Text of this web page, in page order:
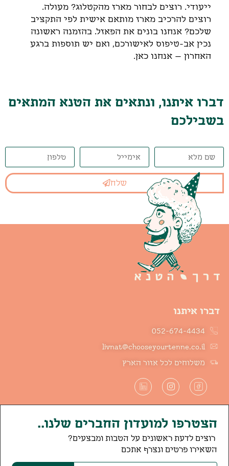
ייעודי. רוצים לבחור מארז מהקטלוג? מעולה.
רוצים להרכיב מארז מותאם אישית לפי התקציב
שלכם? אנחנו בונים את הפאזל. בהזמנה ראשונה
נכין אב-טיפוס לאישורכם, ואם יש תוספות ברגע
האחרון – אנחנו כאן.
דברו איתנו, ונתאים את הטנא המתאים
בשבילכם
שלח
דברו איתנו
052-674-4434
livnat@chooseyourtenne.co.il
משלוחים לכל אזור הארץ
הצטרפו למועדון החברים שלנו..
רוצים לדעת ראשונים על הטבות ומבצעים?
השאירו פרטים ונצרף אתכם